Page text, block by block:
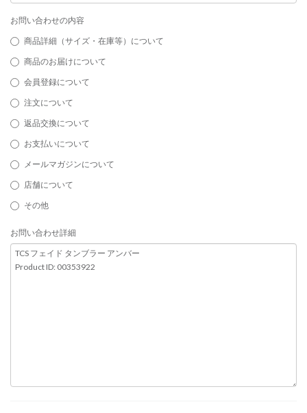
お問い合わせの内容
商品詳細（サイズ・在庫等）について
商品のお届けについて
会員登録について
注文について
返品交換について
お支払いについて
メールマガジンについて
店舗について
その他
お問い合わせ詳細